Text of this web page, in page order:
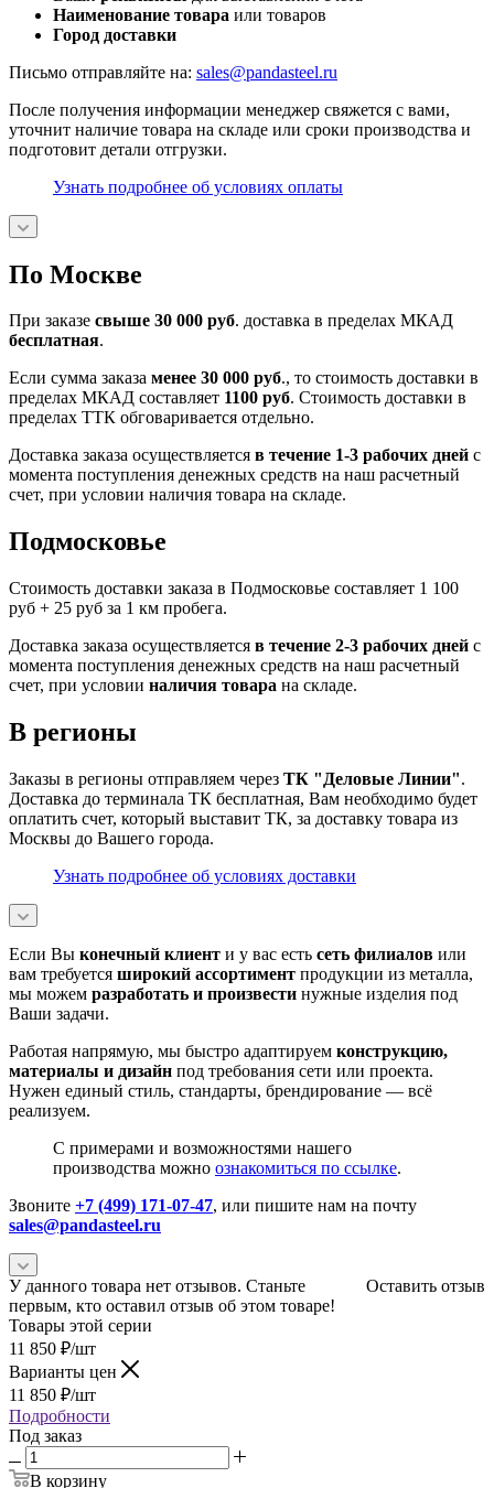
Наименование товара или товаров
Город доставки
Письмо отправляйте на: sales@pandasteel.ru
После получения информации менеджер свяжется с вами,
уточнит наличие товара на складе или сроки производства и
подготовит детали отгрузки.
Узнать подробнее об условиях оплаты
По Москве
При заказе свыше 30 000 руб. доставка в пределах МКАД
бесплатная.
Если сумма заказа менее 30 000 руб., то стоимость доставки в
пределах МКАД составляет 1100 руб. Стоимость доставки в
пределах ТТК обговаривается отдельно.
Доставка заказа осуществляется в течение 1-3 рабочих дней с
момента поступления денежных средств на наш расчетный
счет, при условии наличия товара на складе.
Подмосковье
Стоимость доставки заказа в Подмосковье составляет 1 100
руб + 25 руб за 1 км пробега.
Доставка заказа осуществляется в течение 2-3 рабочих дней с
момента поступления денежных средств на наш расчетный
счет, при условии наличия товара на складе.
В регионы
Заказы в регионы отправляем через ТК "Деловые Линии".
Доставка до терминала ТК бесплатная, Вам необходимо будет
оплатить счет, который выставит ТК, за доставку товара из
Москвы до Вашего города.
Узнать подробнее об условиях доставки
Если Вы конечный клиент и у вас есть сеть филиалов или
вам требуется широкий ассортимент продукции из металла,
мы можем разработать и произвести нужные изделия под
Ваши задачи.
Работая напрямую, мы быстро адаптируем конструкцию,
материалы и дизайн под требования сети или проекта.
Нужен единый стиль, стандарты, брендирование — всё
реализуем.
С примерами и возможностями нашего
производства можно ознакомиться по ссылке.
Звоните +7 (499) 171-07-47, или пишите нам на почту
sales@pandasteel.ru
Оставить отзыв
У данного товара нет отзывов. Станьте
первым, кто оставил отзыв об этом товаре!
Товары этой серии
11 850 ₽/шт
Варианты цен
11 850 ₽/шт
Подробности
Под заказ
В корзину